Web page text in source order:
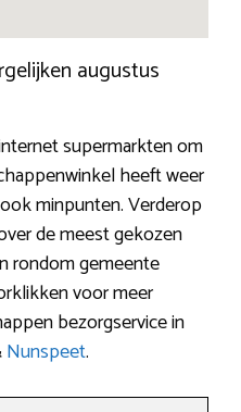
augustus
supermarkten om
heeft weer
minpunten. Verderop
de meest gekozen
rondom gemeente
voor meer
bezorgservice in
Nunspeet.